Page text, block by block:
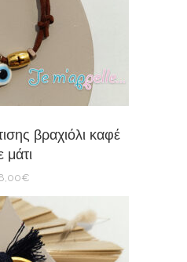
βραχιόλι καφέ
μάτι
€